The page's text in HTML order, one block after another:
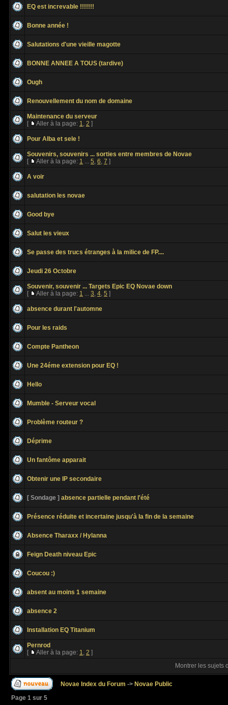
EQ est increvable !!!!!!!
Bonne année !
Salutations d'une vieille magotte
BONNE ANNEE A TOUS (tardive)
Ough
Renouvellement du nom de domaine
Maintenance du serveur
[
Aller à la page: 1, 2 ]
Pour Alba et sele !
Souvenirs, souvenirs ... sorties entre membres de Novae
[
Aller à la page: 1 ... 5, 6, 7 ]
A voir
salutation les novae
Good bye
Salut les vieux
Se passe des trucs étranges à la milice de FP....
Jeudi 26 Octobre
Souvenir, souvenir ... Targets Epic EQ Novae down
[
Aller à la page: 1 ... 3, 4, 5 ]
absence durant l'automne
Pour les raids
Compte Pantheon
Une 24éme extension pour EQ !
Hello
Mumble - Serveur vocal
Problème routeur ?
Déprime
Un fantôme apparait
Obtenir une IP secondaire
[ Sondage ] absence partielle pendant l'été
Présence réduite et incertaine jusqu'à la fin de la semaine
Absence Tharaxx / Hylanna
Feign Death niveau Epic
Coucou :)
absent au moins 1 semaine
absence 2
Installation EQ Titanium
Pernrod
[
Aller à la page: 1, 2 ]
Montrer les sujets
Novae Index du Forum -> Novae Public
Page 1 sur 5